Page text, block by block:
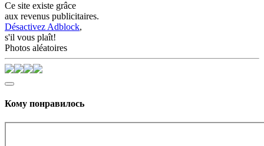
Ce site existe grâce
aux revenus publicitaires.
Désactivez Adblock,
s'il vous plaît!
Photos aléatoires
Кому понравилось